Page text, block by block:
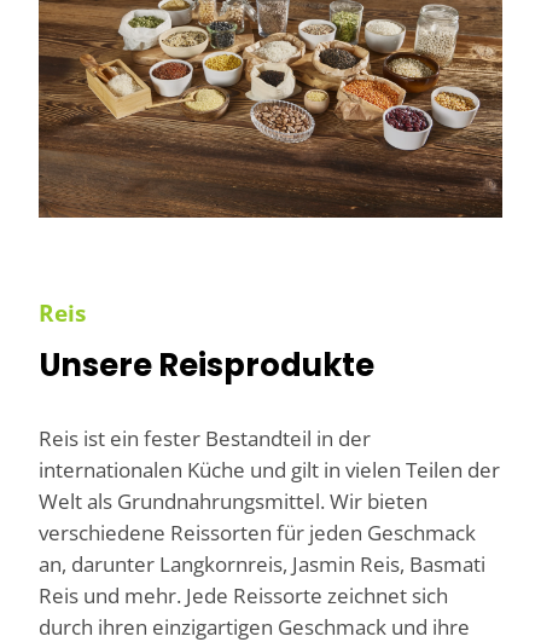
Reis
Unsere Reisprodukte
Reis ist ein fester Bestandteil in der
internationalen Küche und gilt in vielen Teilen der
Welt als Grundnahrungsmittel. Wir bieten
verschiedene Reissorten für jeden Geschmack
an, darunter Langkornreis, Jasmin Reis, Basmati
Reis und mehr. Jede Reissorte zeichnet sich
durch ihren einzigartigen Geschmack und ihre